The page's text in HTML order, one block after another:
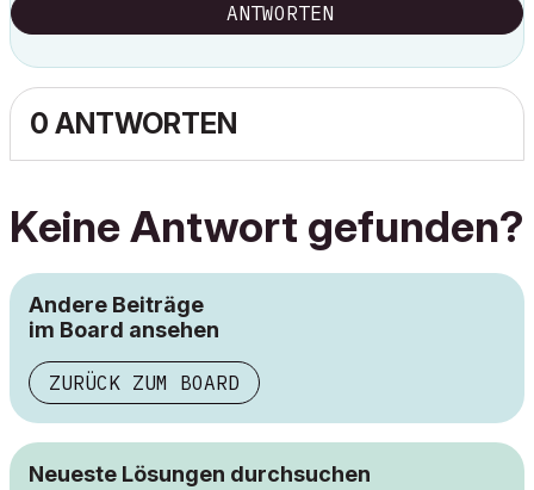
ANTWORTEN
0 ANTWORTEN
Keine Antwort gefunden?
Andere Beiträge
im Board ansehen
ZURÜCK ZUM BOARD
Neueste Lösungen durchsuchen